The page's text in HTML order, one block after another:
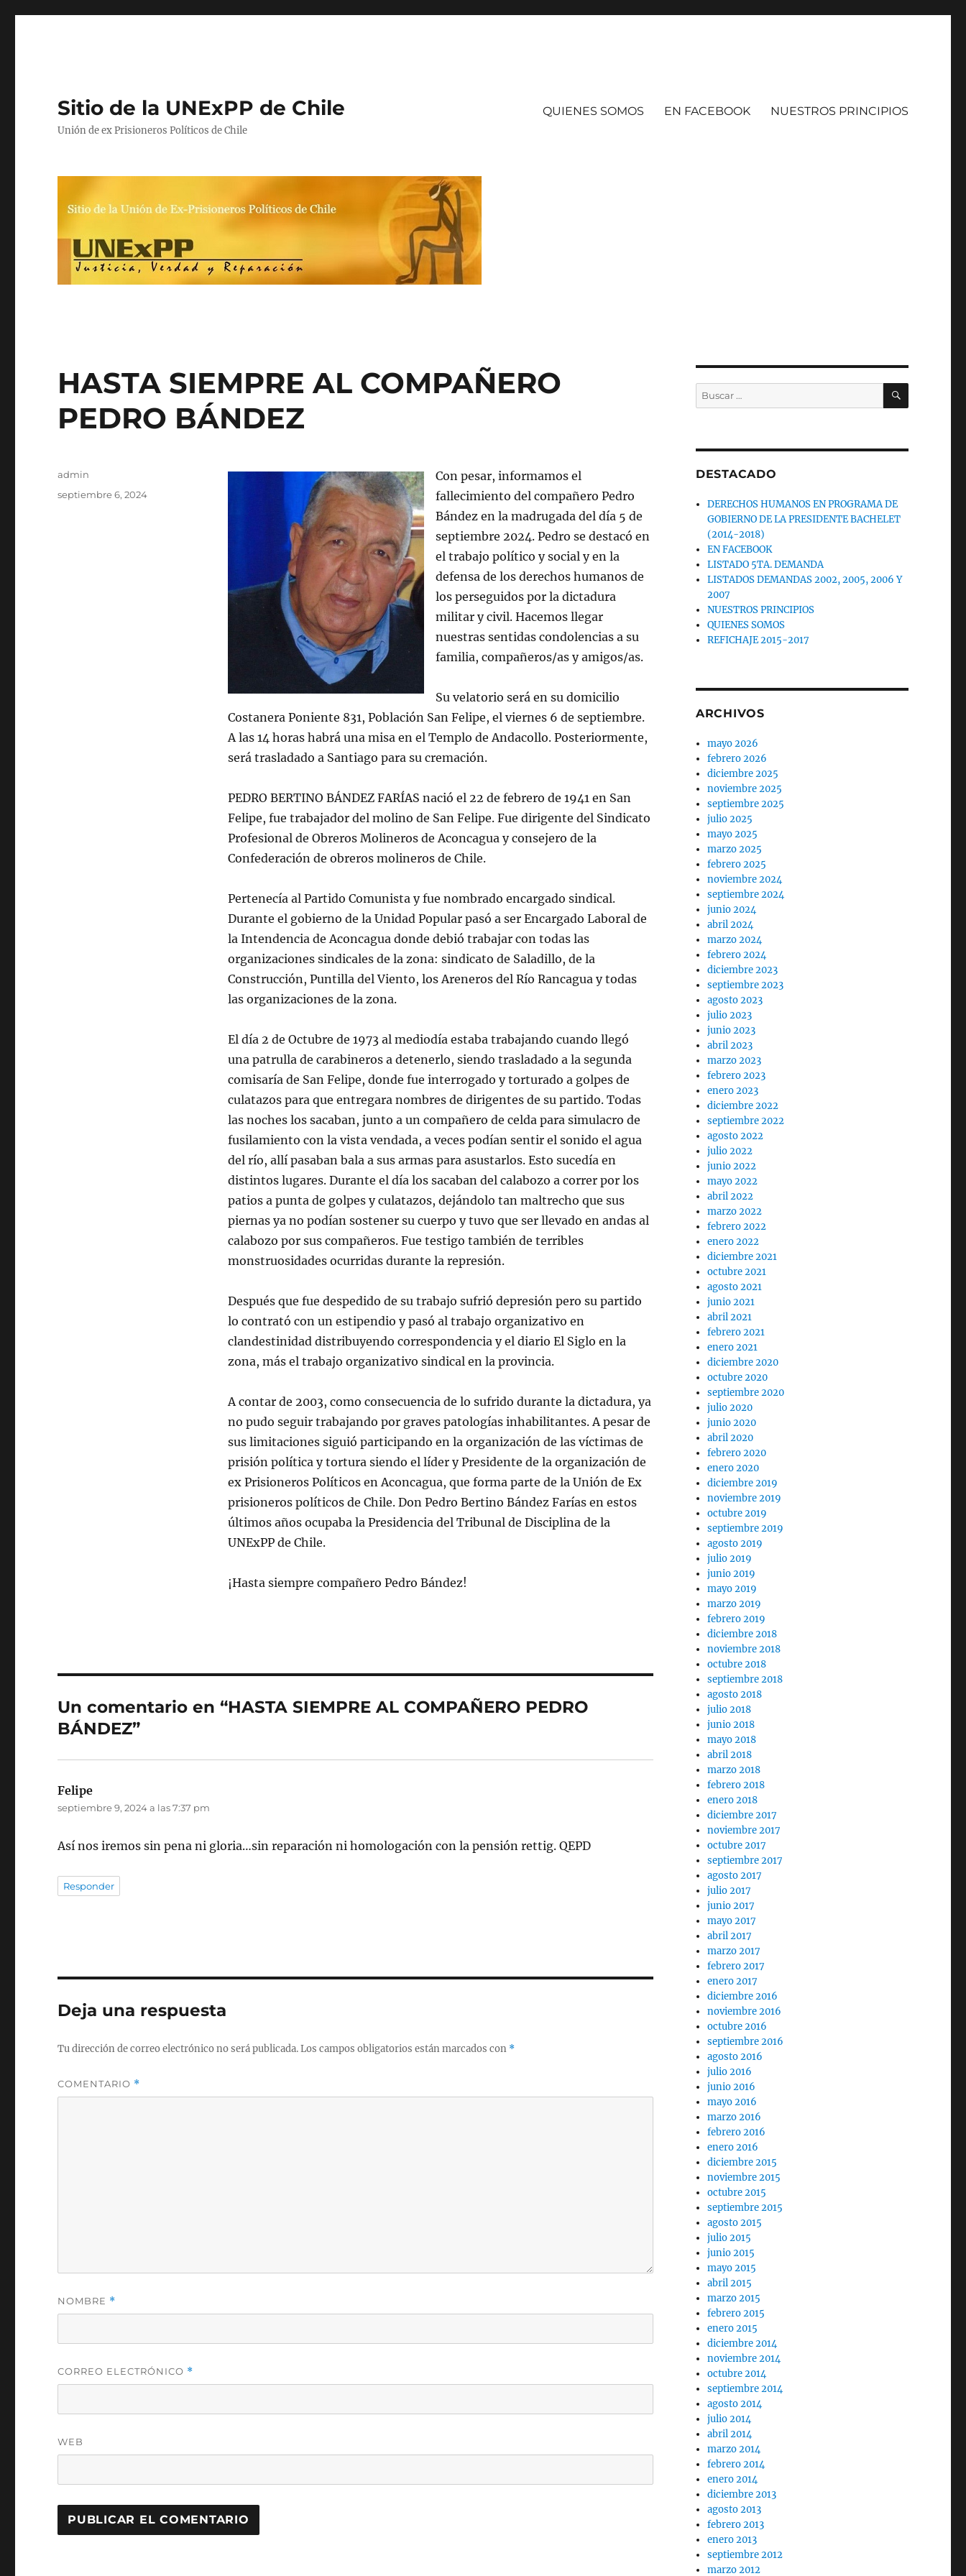
Sitio de la UNExPP de Chile
Unión de ex Prisioneros Políticos de Chile
QUIENES SOMOS EN FACEBOOK NUESTROS PRINCIPIOS
HASTA SIEMPRE AL COMPAÑERO
PEDRO BÁNDEZ
Con pesar, informamos el
fallecimiento del compañero Pedro
Bández en la madrugada del día 5 de
septiembre 2024. Pedro se destacó en
el trabajo político y social y en la
defensa de los derechos humanos de
los perseguidos por la dictadura
militar y civil. Hacemos llegar
nuestras sentidas condolencias a su
familia, compañeros/as y amigos/as.
Su velatorio será en su domicilio
Costanera Poniente 831, Población San Felipe, el viernes 6 de septiembre.
A las 14 horas habrá una misa en el Templo de Andacollo. Posteriormente,
será trasladado a Santiago para su cremación.
PEDRO BERTINO BÁNDEZ FARÍAS nació el 22 de febrero de 1941 en San
Felipe, fue trabajador del molino de San Felipe. Fue dirigente del Sindicato
Profesional de Obreros Molineros de Aconcagua y consejero de la
Confederación de obreros molineros de Chile.
Pertenecía al Partido Comunista y fue nombrado encargado sindical.
Durante el gobierno de la Unidad Popular pasó a ser Encargado Laboral de
la Intendencia de Aconcagua donde debió trabajar con todas las
organizaciones sindicales de la zona: sindicato de Saladillo, de la
Construcción, Puntilla del Viento, los Areneros del Río Rancagua y todas
las organizaciones de la zona.
El día 2 de Octubre de 1973 al mediodía estaba trabajando cuando llegó
una patrulla de carabineros a detenerlo, siendo trasladado a la segunda
comisaría de San Felipe, donde fue interrogado y torturado a golpes de
culatazos para que entregara nombres de dirigentes de su partido. Todas
las noches los sacaban, junto a un compañero de celda para simulacro de
fusilamiento con la vista vendada, a veces podían sentir el sonido el agua
del río, allí pasaban bala a sus armas para asustarlos. Esto sucedía en
distintos lugares. Durante el día los sacaban del calabozo a correr por los
patios a punta de golpes y culatazos, dejándolo tan maltrecho que sus
piernas ya no podían sostener su cuerpo y tuvo que ser llevado en andas al
calabozo por sus compañeros. Fue testigo también de terribles
monstruosidades ocurridas durante la represión.
Después que fue despedido de su trabajo sufrió depresión pero su partido
lo contrató con un estipendio y pasó al trabajo organizativo en
clandestinidad distribuyendo correspondencia y el diario El Siglo en la
zona, más el trabajo organizativo sindical en la provincia.
A contar de 2003, como consecuencia de lo sufrido durante la dictadura, ya
no pudo seguir trabajando por graves patologías inhabilitantes. A pesar de
sus limitaciones siguió participando en la organización de las víctimas de
prisión política y tortura siendo el líder y Presidente de la organización de
ex Prisioneros Políticos en Aconcagua, que forma parte de la Unión de Ex
prisioneros políticos de Chile. Don Pedro Bertino Bández Farías en estos
últimos años ocupaba la Presidencia del Tribunal de Disciplina de la
UNExPP de Chile.
¡Hasta siempre compañero Pedro Bández!
Autor
admin
Publicado
septiembre 6, 2024
Un comentario en “HASTA SIEMPRE AL COMPAÑERO PEDRO
BÁNDEZ”
Felipe
septiembre 9, 2024 a las 7:37 pm
Así nos iremos sin pena ni gloria…sin reparación ni homologación con la pensión rettig. QEPD
Responder
Deja una respuesta
Tu dirección de correo electrónico no será publicada.Los campos obligatorios están marcados con *
COMENTARIO *
NOMBRE *
CORREO ELECTRÓNICO *
WEB
Buscar
por:
BUSCAR
DESTACADO
DERECHOS HUMANOS EN PROGRAMA DE
GOBIERNO DE LA PRESIDENTE BACHELET
(2014-2018)
EN FACEBOOK
LISTADO 5TA. DEMANDA
LISTADOS DEMANDAS 2002, 2005, 2006 Y
2007
NUESTROS PRINCIPIOS
QUIENES SOMOS
REFICHAJE 2015-2017
ARCHIVOS
mayo 2026
febrero 2026
diciembre 2025
noviembre 2025
septiembre 2025
julio 2025
mayo 2025
marzo 2025
febrero 2025
noviembre 2024
septiembre 2024
junio 2024
abril 2024
marzo 2024
febrero 2024
diciembre 2023
septiembre 2023
agosto 2023
julio 2023
junio 2023
abril 2023
marzo 2023
febrero 2023
enero 2023
diciembre 2022
septiembre 2022
agosto 2022
julio 2022
junio 2022
mayo 2022
abril 2022
marzo 2022
febrero 2022
enero 2022
diciembre 2021
octubre 2021
agosto 2021
junio 2021
abril 2021
febrero 2021
enero 2021
diciembre 2020
octubre 2020
septiembre 2020
julio 2020
junio 2020
abril 2020
febrero 2020
enero 2020
diciembre 2019
noviembre 2019
octubre 2019
septiembre 2019
agosto 2019
julio 2019
junio 2019
mayo 2019
marzo 2019
febrero 2019
diciembre 2018
noviembre 2018
octubre 2018
septiembre 2018
agosto 2018
julio 2018
junio 2018
mayo 2018
abril 2018
marzo 2018
febrero 2018
enero 2018
diciembre 2017
noviembre 2017
octubre 2017
septiembre 2017
agosto 2017
julio 2017
junio 2017
mayo 2017
abril 2017
marzo 2017
febrero 2017
enero 2017
diciembre 2016
noviembre 2016
octubre 2016
septiembre 2016
agosto 2016
julio 2016
junio 2016
mayo 2016
marzo 2016
febrero 2016
enero 2016
diciembre 2015
noviembre 2015
octubre 2015
septiembre 2015
agosto 2015
julio 2015
junio 2015
mayo 2015
abril 2015
marzo 2015
febrero 2015
enero 2015
diciembre 2014
noviembre 2014
octubre 2014
septiembre 2014
agosto 2014
julio 2014
abril 2014
marzo 2014
febrero 2014
enero 2014
diciembre 2013
agosto 2013
febrero 2013
enero 2013
septiembre 2012
marzo 2012